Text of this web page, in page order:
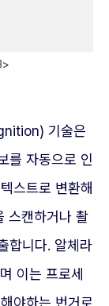
기술은
를 자동으로 인
스트로 변환해
스캔하거나 촬
합니다. 알체라
이는 프로세
야하는 번거로